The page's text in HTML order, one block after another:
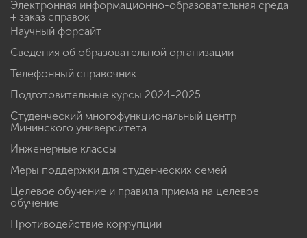
Электронная информационно-образовательная среда
+ заказ справок
Научный форсайт
Сведения об образовательной организации
Телефонный справочник
Подготовительные курсы 2024-2025
Студенческий многофункциональный центр
Мининского университета
Инженерные классы
Меры поддержки для студенческих семей
Целевое обучение и правила приема на целевое
обучение
Противодействие коррупции